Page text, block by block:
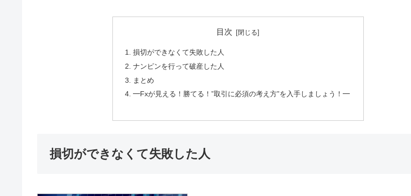
目次
損切ができなくて失敗した人
ナンピンを行って破産した人
まとめ
━Fxが見える！勝てる！”取引に必須の考え方”を入手しましょう！━
損切ができなくて失敗した人